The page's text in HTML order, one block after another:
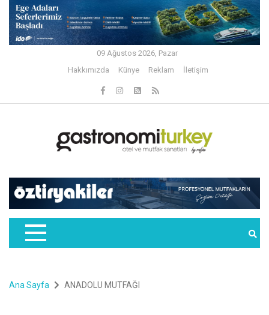
09 Ağustos 2026, Pazar
Hakkımızda
Künye Reklam İletişim
Ana Sayfa ANADOLU MUTFAĞI